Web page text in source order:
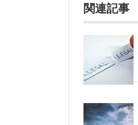
関連記事